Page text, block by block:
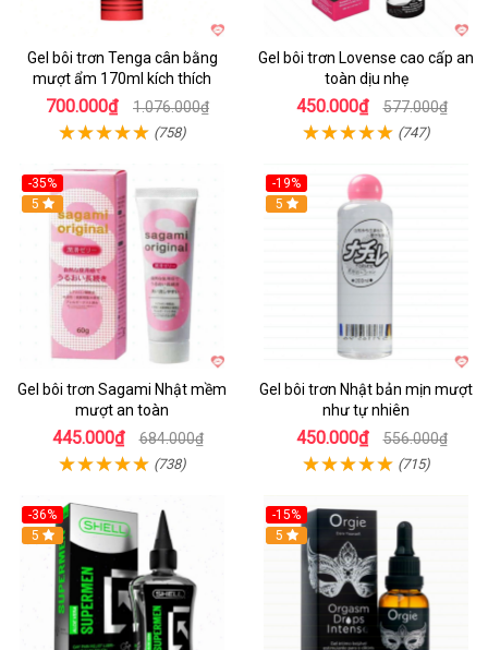
Gel bôi trơn Tenga cân bằng
mượt ẩm 170ml kích thích
700.000₫ 1.076.000₫
(758)
Gel bôi trơn Lovense cao cấp an
toàn dịu nhẹ
450.000₫ 577.000₫
(747)
-35%
5
Gel bôi trơn Sagami Nhật mềm
mượt an toàn
445.000₫ 684.000₫
(738)
-19%
5
Gel bôi trơn Nhật bản mịn mượt
như tự nhiên
450.000₫ 556.000₫
(715)
-36%
5
-15%
Hot
5